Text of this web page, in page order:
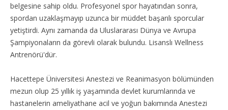
belgesine sahip oldu. Profesyonel spor hayatından sonra,
spordan uzaklaşmayıp uzunca bir müddet başarılı sporcular
yetiştirdi. Aynı zamanda da Uluslararası Dünya ve Avrupa
Şampiyonaların da görevli olarak bulundu. Lisanslı Wellness
Antrenörü'dür.
Hacettepe Üniversitesi Anestezi ve Reanimasyon bölümünden
mezun olup 25 yıllık iş yaşamında devlet kurumlarında ve
hastanelerin ameliyathane acil ve yoğun bakımında Anestezi